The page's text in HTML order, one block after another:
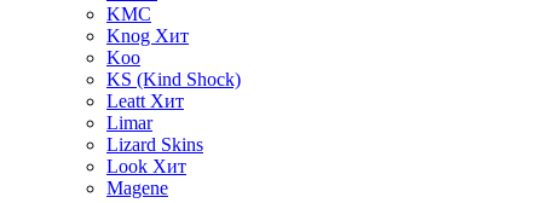
KMC
Knog Хит
Koo
KS (Kind Shock)
Leatt Хит
Limar
Lizard Skins
Look Хит
Magene